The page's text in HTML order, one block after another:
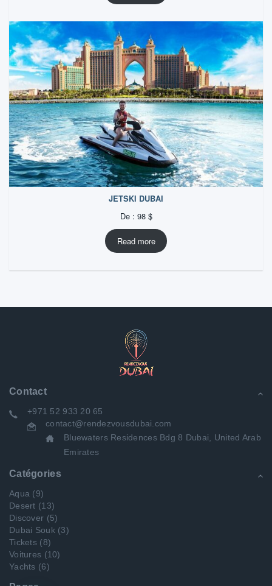
JETSKI DUBAI
De : 98 $
Read more
Contact
+971 52 933 20 65
contact@rendezvousdubai.com
Bluewaters Residences Bdg 8 Dubai, United Arab
Emirates
Catégories
Aqua (9)
Desert (13)
Discover (5)
Dubai Souk (3)
Tickets (8)
Voitures (10)
Yachts (6)